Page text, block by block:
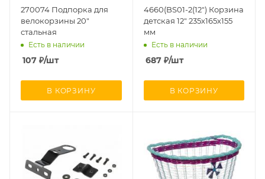
270074 Подпорка для
велокорзины 20"
стальная
Есть в наличии
107 ₽/шт
В КОРЗИНУ
4660(BS01-2(12") Корзина
детская 12" 235х165х155
мм
Есть в наличии
687₽/шт
В КОРЗИНУ